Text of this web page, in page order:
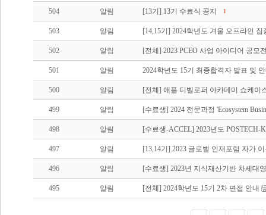
504 알림 [13기] 13기 수료식 공지 1
503 알림 [14,15기] 2024학년도 겨울 오프라인
502 알림 [전체] 2023 PCEO 사업 아이디어 공모
501 알림 2024학년도 15기 최종합격자 발표 및
500 알림 [전체] 애플 디벨로퍼 아카데미 쇼케이
499 알림 [수료생] 2024 전문과정 'Ecosystem
498 알림 [수료생-ACCEL] 2023년도 POSTECH-
497 알림 [13,14기] 2023 글로벌 인재포럼 자가
496 알림 [수료생] 2023년 지식재산기반 차세대
495 알림 [전체] 2024학년도 15기 2차 면접 안내